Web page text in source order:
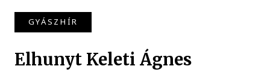
GYÁSZHÍR
Elhunyt Keleti Ágnes